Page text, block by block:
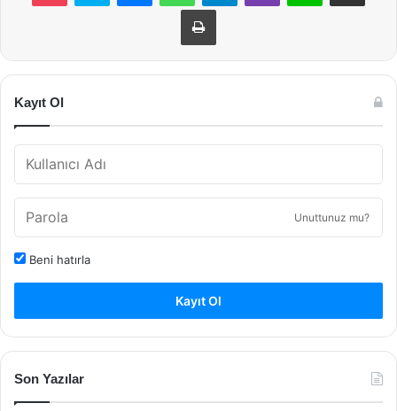
Yazdır
Kayıt Ol
Unuttunuz mu?
Beni hatırla
Kayıt Ol
Son Yazılar